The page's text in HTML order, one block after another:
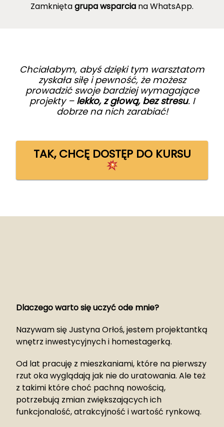
Zamkniętagrupa wsparcia na WhatsApp.
Chciałabym, abyś dzięki tym warsztatom
zyskała siłę i pewność, że możesz
prowadzić swoje bardziej wymagające
projekty – lekko, z głową, bez stresu. I
dobrze na nich zarabiać!
TAK, CHCĘ DOSTĘP DO KURSU
Dlaczego warto się uczyć ode mnie?
Nazywam się Justyna Orłoś, jestem projektantką
wnętrz inwestycyjnych i homestagerką.
Od lat pracuję z mieszkaniami, które na pierwszy
rzut oka wyglądają jak nie do uratowania. Ale też
z takimi które choć pachną nowością,
potrzebują zmian zwiększających ich
funkcjonalość, atrakcyjność i wartość rynkową.